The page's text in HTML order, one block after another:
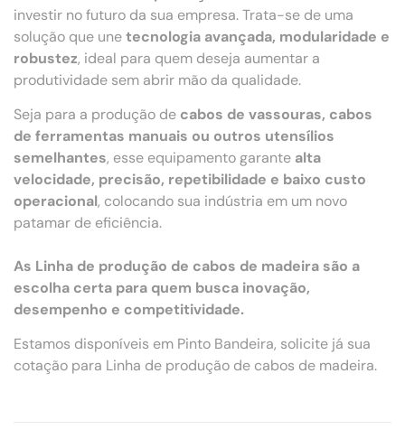
investir no futuro da sua empresa. Trata-se de uma
solução que unetecnologia avançada, modularidade e
robustez, ideal para quem deseja aumentar a
produtividade sem abrir mão da qualidade.
Seja para a produção de cabos de vassouras, cabos
de ferramentas manuais ou outros utensílios
semelhantes, esse equipamento garante alta
velocidade, precisão, repetibilidade e baixo custo
operacional, colocando sua indústria em um novo
patamar de eficiência.
As Linha de produção de cabos de madeira são a
escolha certa para quem busca inovação,
desempenho e competitividade.
Estamos disponíveis em Pinto Bandeira, solicite já sua
cotação para Linha de produção de cabos de madeira.